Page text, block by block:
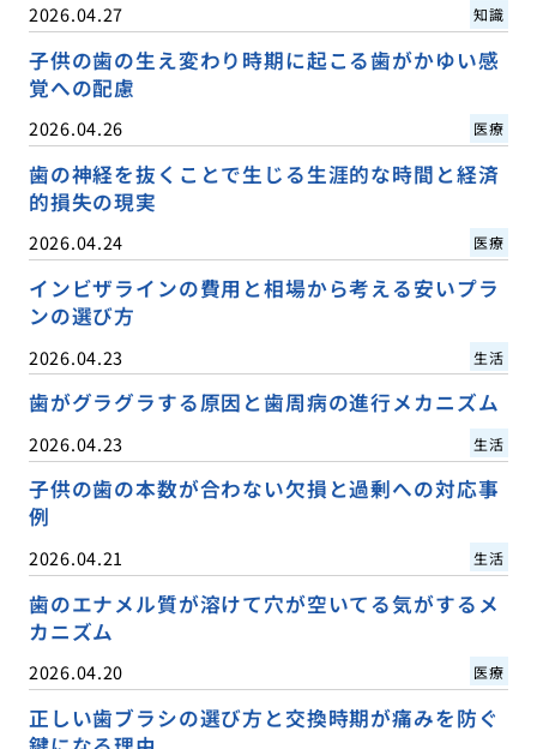
2026.04.27 知識
子供の歯の生え変わり時期に起こる歯がかゆい感
覚への配慮
2026.04.26 医療
歯の神経を抜くことで生じる生涯的な時間と経済
的損失の現実
2026.04.24 医療
インビザラインの費用と相場から考える安いプラ
ンの選び方
2026.04.23 生活
歯がグラグラする原因と歯周病の進行メカニズム
2026.04.23 生活
子供の歯の本数が合わない欠損と過剰への対応事
例
2026.04.21 生活
歯のエナメル質が溶けて穴が空いてる気がするメ
カニズム
2026.04.20 医療
正しい歯ブラシの選び方と交換時期が痛みを防ぐ